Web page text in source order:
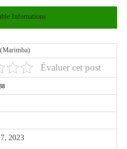
Infomations
Évaluer cet post
2023